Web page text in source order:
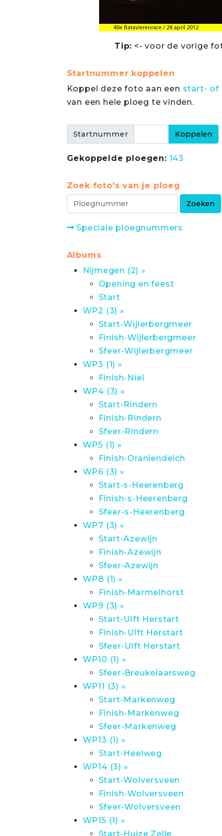
Tip: <- voor de vorige
Startnummer koppelen
Koppel deze foto aan een start- of
van een hele ploeg te vinden.
Startnummer
Gekoppelde ploegen: 143
Zoek foto's van je ploeg
Speciale ploegnummers
Albums
Nijmegen (2) »
Opening en feest
Start
WP2 (3) »
Start-Wijlerbergmeer
Finish-Wijlerbergmeer
Sfeer-Wijlerbergmeer
WP3 (1) »
Finish-Niel
WP4 (3) »
Start-Rindern
Finish-Rindern
Sfeer-Rindern
WP5 (1) »
Finish-Oraniendeich
WP6 (3) »
Start-s-Heerenberg
Finish-s-Heerenberg
Sfeer-s-Heerenberg
WP7 (3) »
Start-Azewijn
Finish-Azewijn
Sfeer-Azewijn
WP8 (1) »
Finish-Marmelhorst
WP9 (3) »
Start-Ulft Herstart
Finish-Ulft Herstart
Sfeer-Ulft Herstart
WP10 (1) »
Sfeer-Breukelaarsweg
WP11 (3) »
Start-Markenweg
Finish-Markenweg
Sfeer-Markenweg
WP13 (1) »
Start-Heelweg
WP14 (3) »
Start-Wolversveen
Finish-Wolversveen
Sfeer-Wolversveen
WP15 (1) »
Start-Huize Zelle